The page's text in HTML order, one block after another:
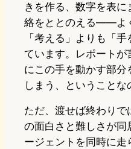
きを作る、数字を表
絡をととのえる——よ
「考える」よりも「
ています。レポートが
にこの手を動かす部分
しまう、ということな
ただ、渡せば終わり
の面白さと難しさが同
ージェントを同時に